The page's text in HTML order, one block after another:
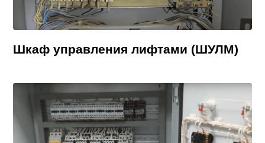
Шкаф управления лифтами (ШУЛМ)